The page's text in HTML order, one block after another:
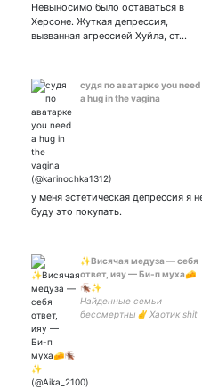
Невыносимо было оставаться в
Херсоне. Жуткая депрессия,
вызванная агрессией Хуйла, ст…
судя по аватарке you need
a hug in the vagina
у меня эстетическая депрессия я
буду это покупать.
✨Висячая медуза — себя
ответ, ияу — Би-п муха🧀
🪳✨
Найденные семьи
бессмертны✌ Хаотик shit
Kid: